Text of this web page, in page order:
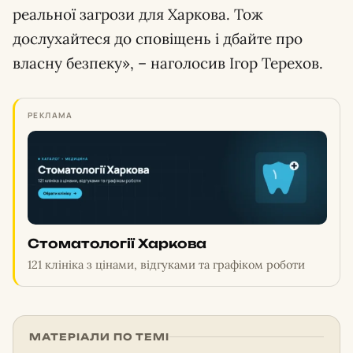
реальної загрози для Харкова. Тож
дослухайтеся до сповіщень і дбайте про
власну безпеку», – наголосив Ігор Терехов.
РЕКЛАМА
Стоматології Харкова
121 клініка з цінами, відгуками та графіком роботи
МАТЕРІАЛИ ПО ТЕМІ